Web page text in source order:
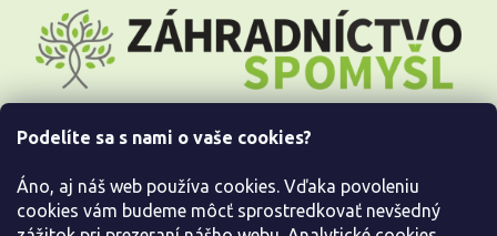
Podelíte sa s nami o vaše cookies?
Áno, aj náš web používa cookies. Vďaka povoleniu
cookies vám budeme môcť sprostredkovať nevšedný
t
Informácie pre Vás